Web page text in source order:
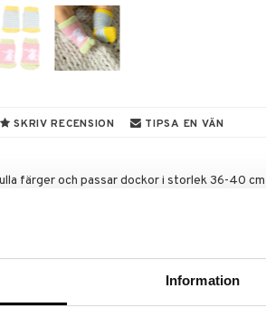
Information
SKRIV RECENSION TIPSA EN VÄN
färger och passar dockor i storlek 36-40
fantasi visa vägen!
mellanstora dockor. Docklek för alla! Från
oändlig docklek.
att inspirera till kreativ och fantasifull lek